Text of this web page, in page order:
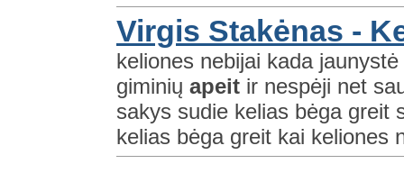
Virgis Stakėnas -
keliones nebijai kada
giminių apeit ir nespėji net
sakys sudie kelias bėga greit
kelias bėga greit kai keliones